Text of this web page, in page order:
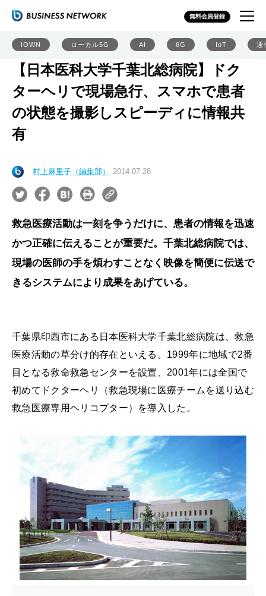
無料会員登録
IOWN ローカル5G AI 6G IoT 通
【日本医科大学千葉北総病院】ドク
ターヘリで現場急行、スマホで患者
の状態を撮影しスピーディに情報共
有
村上麻里子（編集部） 2014.07.28
救急医療活動は一刻を争うだけに、患者の情報を迅速
かつ正確に伝えることが重要だ。千葉北総病院では、
現場の医師の手を煩わすことなく映像を簡便に伝送で
きるシステムにより成果をあげている。
千葉県印西市にある日本医科大学千葉北総病院は、救急
医療活動の草分け的存在といえる。1999年に地域で2番
目となる救命救急センターを設置、2001年には全国で
初めてドクターヘリ（救急現場に医療チームを送り込む
救急医療専用ヘリコプター）を導入した。